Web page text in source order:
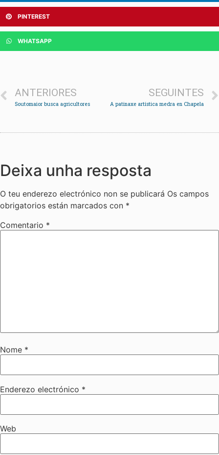
PINTEREST
WHATSAPP
ANTERIORES
Soutomaior busca agricultores
SEGUINTES
A patinaxe artística medra en Chapela
Deixa unha resposta
O teu enderezo electrónico non se publicará Os campos
obrigatorios están marcados con *
Comentario *
Nome *
Enderezo electrónico *
Web